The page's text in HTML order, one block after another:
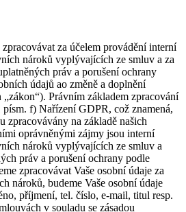
za účelem provádění interní
nároků vyplývajících ze smluv a za
práv a porušení ochrany
údajů ao změně a doplnění
Právním základem zpracování
f) Nařízení GDPR, což znamená,
zpracovávány na základě našich
oprávněnými zájmy jsou interní
nároků vyplývajících ze smluv a
práv a porušení ochrany podle
zpracovávat Vaše osobní údaje za
nároků, budeme Vaše osobní údaje
příjmení, tel. číslo, e-mail, titul resp.
v souladu se zásadou